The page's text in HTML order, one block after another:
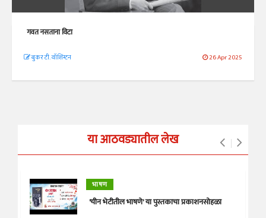
गवत नसताना विटा
बुकर टी. वॉशिंग्टन 26 Apr 2025
या आठवड्यातील लेख
भाषण
'चीन भेटीतील भाषणे' या पुस्तकाचा प्रकाशनसोहळा